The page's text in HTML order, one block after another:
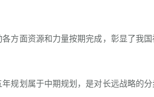
面资源和力量按期完成，彰显了我
划属于中期规划，是对长远战略的